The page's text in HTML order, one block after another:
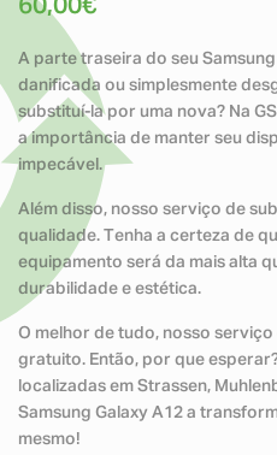
60,00€
A parte traseira do seu
danificada ou simplesmente
substituí-la por uma nova? Na
a importância de manter seu
impecável.
Além disso, nosso serviço de
qualidade. Tenha a certeza de
equipamento será da mais alta
durabilidade e estética.
O melhor de tudo, nosso
gratuito. Então, por que
localizadas em Strassen,
Samsung Galaxy A12 a
mesmo!